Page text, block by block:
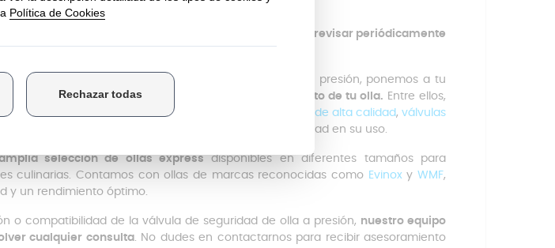
te recomendamos revisar periódicamente
amplia selección de válvulas de seguridad para ollas a presión, ponemos a tu
componentes esenciales para el óptimo funcionamiento de tu olla. Entre ellos,
packs de mango con válvula integrada juntas de goma de alta calidad,válvulas
, diseñadas para garantizar comodidad y seguridad en su uso.
selección de ollas express disponibles en diferentes tamaños para
culinarias. Contamos con ollas de marcas reconocidas como EvinoxyWMF,
y un rendimiento óptimo.
o compatibilidad de la válvula de seguridad de olla a presión, nuestro equipo
cualquier consulta. No dudes en contactarnos para recibir asesoramiento